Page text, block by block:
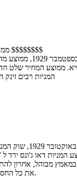
DOW JONES ממוצע: 381 .... ועוד היד נטויה $$$$$$$$
ממוצע המחיר שלט
המניות רבים
מבוהל, אחרון
את כל החסכונות שלהם. המשק האמריקאי נכנס למיתון.